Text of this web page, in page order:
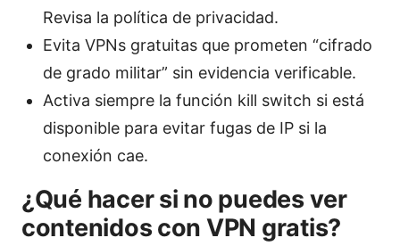
Revisa la política de privacidad.
Evita VPNs gratuitas que prometen “cifrado
de grado militar” sin evidencia verificable.
Activa siempre la función kill switch si está
disponible para evitar fugas de IP si la
conexión cae.
¿Qué hacer si no puedes ver
contenidos con VPN gratis?